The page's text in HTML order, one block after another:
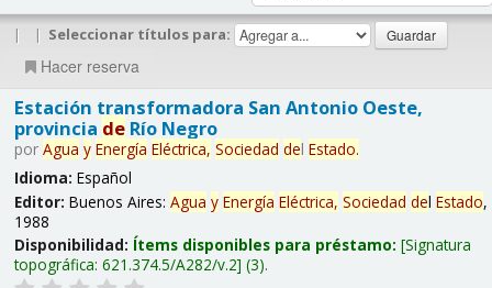
| | Seleccionar títulos para:
Hacer reserva
Estación transformadora San Antonio Oeste,
provincia deRío Negro
por Agua y Energía Eléctrica, Sociedad del Estado.
Idioma: Español
Editor: Buenos Aires: Agua y Energía Eléctrica, Sociedad del Estado,
1988
Disponibilidad: Ítems disponibles para préstamo: Signatura
topográfica: 621.374.5/A282/v.2 (3).